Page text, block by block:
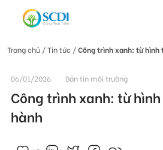
Giới thiệu về SCDI
Hoạt động của
Trang chủ / Tin tức /Công trình xanh: từ hình
06/01/2026 Bản tin môi trường
Công trình xanh: từ
hành